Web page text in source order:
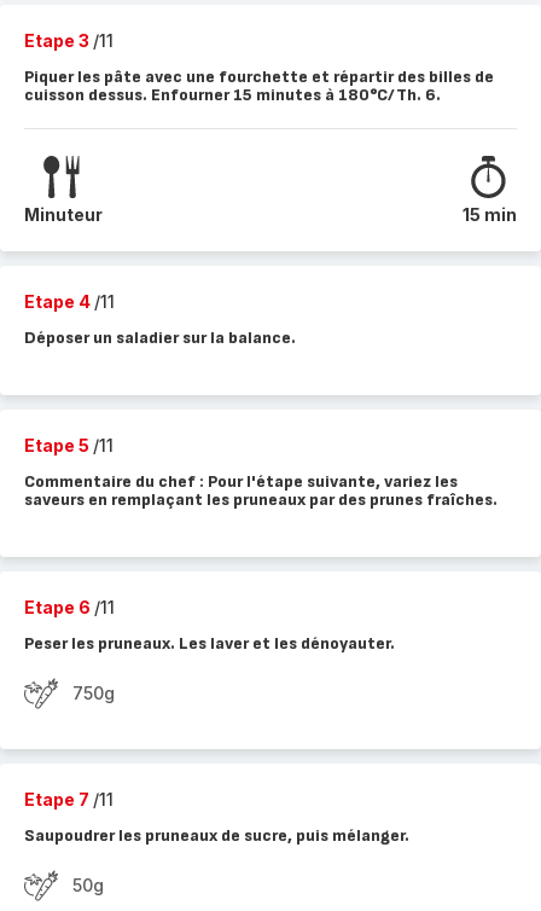
Etape 3 /11
Piquer les pâte avec une fourchette et répartir des billes de
cuisson dessus. Enfourner 15 minutes à 180°C/Th. 6.
Minuteur 15 min
Etape 4 /11
Déposer un saladier sur la balance.
Etape 5 /11
Commentaire du chef : Pour l'étape suivante, variez les
saveurs en remplaçant les pruneaux par des prunes fraîches.
Etape 6 /11
Peser les pruneaux. Les laver et les dénoyauter.
750g
Etape 7 /11
Saupoudrer les pruneaux de sucre, puis mélanger.
50g